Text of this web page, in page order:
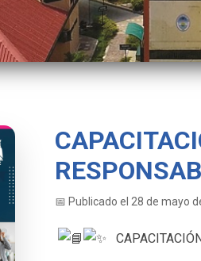
📅 Publicado el 28 de mayo